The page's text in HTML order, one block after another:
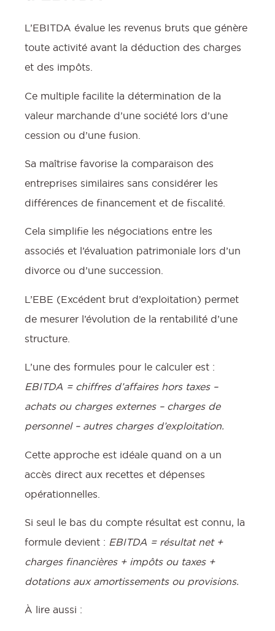
L’EBITDA évalue les revenus bruts que génère
toute activité avant la déduction des charges
et des impôts.
Ce multiple facilite la détermination de la
valeur marchande d’une société lors d’une
cession ou d’une fusion.
Sa maîtrise favorise la comparaison des
entreprises similaires sans considérer les
différences de financement et de fiscalité.
Cela simplifie les négociations entre les
associés et l’évaluation patrimoniale lors d’un
divorce ou d’une succession.
L’EBE (Excédent brut d’exploitation) permet
de mesurer l’évolution de la rentabilité d’une
structure.
L’une des formules pour le calculer est :
EBITDA = chiffres d’affaires hors taxes –
achats ou charges externes – charges de
personnel – autres charges d’exploitation.
Cette approche est idéale quand on a un
accès direct aux recettes et dépenses
opérationnelles.
Si seul le bas du compte résultat est connu, la
formule devient : EBITDA = résultat net +
charges financières + impôts ou taxes +
dotations aux amortissements ou provisions.
À lire aussi :